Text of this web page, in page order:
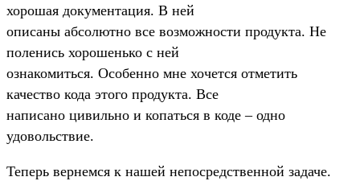
хорошая документация. В ней
описаны абсолютно все возможности продукта. Не
поленись хорошенько с ней
ознакомиться. Особенно мне хочется отметить
качество кода этого продукта. Все
написано цивильно и копаться в коде – одно
удовольствие.
Теперь вернемся к нашей непосредственной задаче.